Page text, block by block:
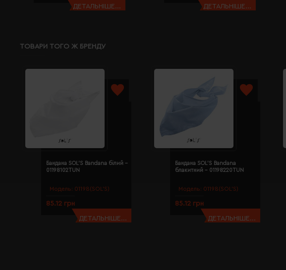
ДЕТАЛЬНІШЕ... ДЕТАЛЬНІШЕ...
ТОВАРИ ТОГО Ж БРЕНДУ
Модель: 01198(SOL’S)
Бандана SOL'S Bandana білий -
01198102TUN
85.12 грн
ДЕТАЛЬНІШЕ...
Модель: 01198(SOL’S)
Бандана SOL'S Bandana
блакитний - 01198220TUN
85.12 грн
ДЕТАЛЬНІШЕ...